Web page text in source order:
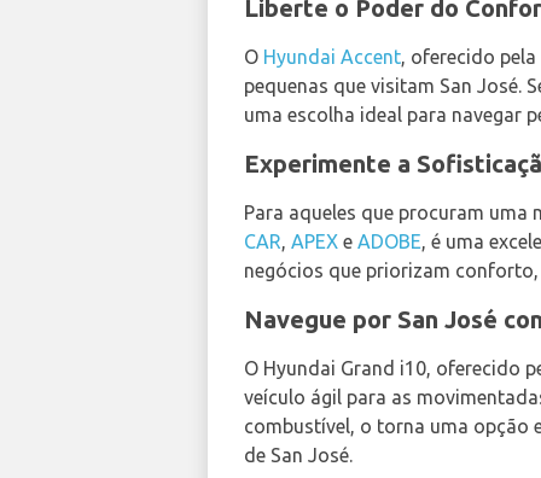
Liberte o Poder do
O Hyundai Accent, oferecido pela
pequenas que visitam San José.
uma escolha ideal para navegar
Experimente a
Para aqueles que procuram uma
CAR, APEX e ADOBE, é uma
negócios que priorizam
Navegue por San José
O Hyundai Grand i10, oferecido
veículo ágil para as
combustível, o torna uma opção
de San José.